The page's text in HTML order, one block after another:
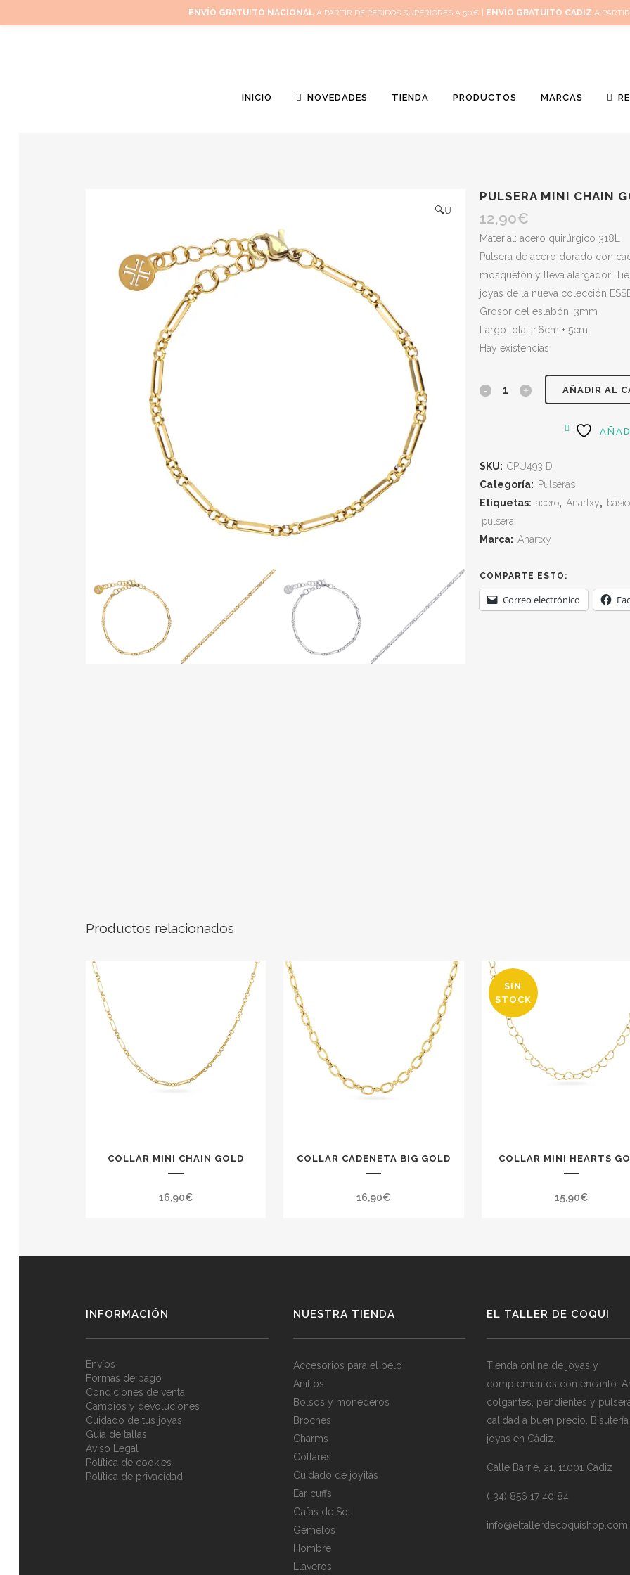
Inicio Mi
INICIO NOVEDADES TIENDA PRODUCTOS MARCAS
🔍
PULSERA MINI CHAIN
12,90€
Material: acero quirúrgico 318L
Pulsera de acero dorado con
mosquetón y lleva alargador.
joyas de la nueva colección
Grosor del eslabón: 3mm
Largo total: 16cm + 5cm
Hay existencias
AÑADIR AL
SKU: CPU493 D
Categoría: Pulseras
Etiquetas: acero, Anartxy,
pulsera
Marca: Anartxy
COMPARTE ESTO:
Correo electrónico
Productos relacionados
COLLAR MINI CHAIN GOLD
16,90€
COLLAR CADENETA BIG GOLD
16,90€
SIN
STOCK
COLLAR MINI HEARTS
15,90€
INFORMACIÓN
Envíos
Formas de pago
Condiciones de venta
Cambios y devoluciones
Cuidado de tus joyas
Guía de tallas
Aviso Legal
Política de cookies
Política de privacidad
NUESTRA TIENDA
Accesorios para el pelo
Anillos
Bolsos y monederos
Broches
Charms
Collares
Cuidado de joyitas
Ear cuffs
Gafas de Sol
Gemelos
Hombre
Llaveros
EL TALLER DE COQUI
Tienda online de joyas y
complementos con encanto.
colgantes, pendientes y
calidad a buen precio.
joyas en Cádiz.
Calle Barrié, 21, 11001 Cádiz
(+34) 856 17 40 84
info@eltallerdecoquishop.com
ENVÍO GRATUITO NACIONAL A PARTIR DE PEDIDOS SUPERIORES A 50€ | ENVÍO GRATUITO CÁDIZ A